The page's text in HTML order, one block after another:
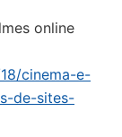
online
cinema-e-
de-sites-